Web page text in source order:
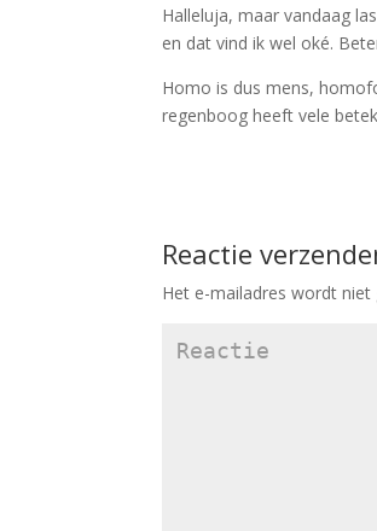
Halleluja, maar vandaag
en dat vind ik wel oké.
Homo is dus mens,
regenboog heeft vele
Reactie
Het e-mailadres wordt niet